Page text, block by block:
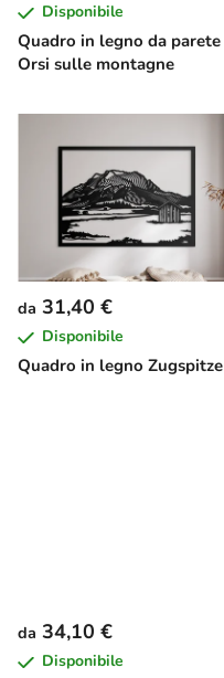
Quadro in legno da parete
Orsi sulle montagne
Disponibile
Quadro in legno Zugspitze
da 31,40 €
Disponibile
da 34,10 €
Disponibile